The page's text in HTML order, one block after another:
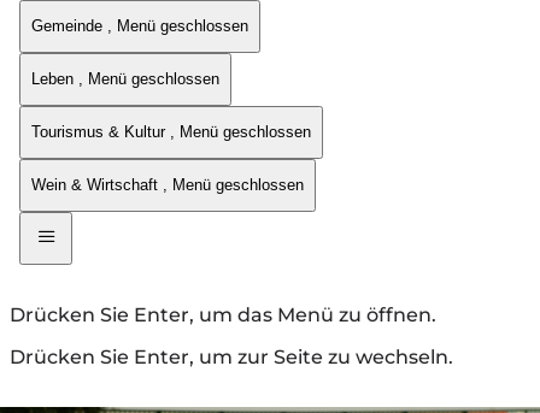
Gemeinde , Menü geschlossen
Leben , Menü geschlossen
Tourismus & Kultur , Menü geschlossen
Wein & Wirtschaft , Menü geschlossen
Drücken Sie Enter, um das Menü zu öffnen.
Drücken Sie Enter, um zur Seite zu wechseln.